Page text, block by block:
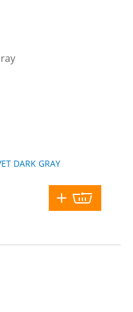
DARK GRAY